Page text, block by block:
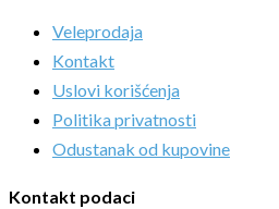
Veleprodaja
Kontakt
Uslovi korišćenja
Politika privatnosti
Odustanak od kupovine
Kontakt podaci